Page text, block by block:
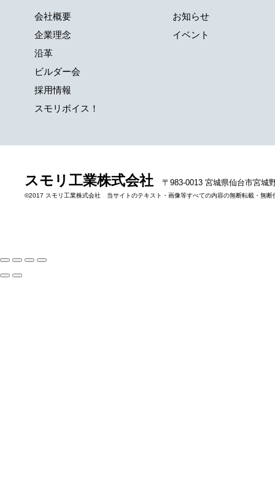
会社概要
企業理念
沿革
ビルダー会
採用情報
スモリボイス！
お知らせ
イベント
スモリ工業株式会社 〒983-0013 宮城県仙台市宮城
©2017 スモリ工業株式会社 当サイトのテキスト・画像等すべての内容の無断転載・無断